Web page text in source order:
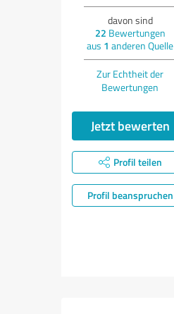
davon sind
22 Bewertungen
aus 1 anderen Quelle
Zur Echtheit der
Bewertungen
Jetzt bewerten
Profil teilen
Profil beanspruchen